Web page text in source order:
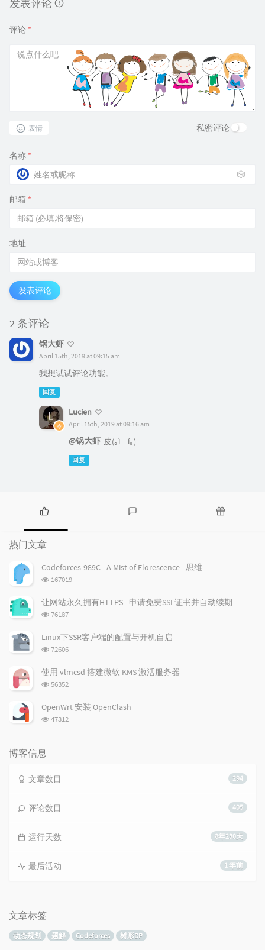
发表评论
评论 *
表情 私密评论
名称 *
🎲
邮箱 *
地址
发表评论
2 条评论
锅大虾
April 15th, 2019 at 09:15 am
我想试试评论功能。
回复
Lucien
April 15th, 2019 at 09:16 am
@锅大虾 皮(｡ì _ í｡)
回复
热
门
文
章
论
热门文章
Codeforces-989C - A Mist of Florescence - 思维
浏
次
数:
167019
让网站永久拥有HTTPS - 申请免费SSL证书并自动续期
浏
次
76187
Linux下SSR客户端的配置与开机自启
浏
次
数:
72606
使用 vlmcsd 搭建微软 KMS 激活服务器
浏
次
56352
OpenWrt 安装 OpenClash
浏
47312
博客信息
294
文章数目
405
评论数目
8年230天
运行天数
1 年前
最后活动
文章标签
动态规划 题解 Codeforces 树形DP